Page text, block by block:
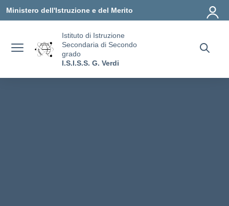
Ministero dell'Istruzione e del Merito
Istituto di Istruzione
Secondaria di Secondo
grado
I.S.I.S.S. G. Verdi